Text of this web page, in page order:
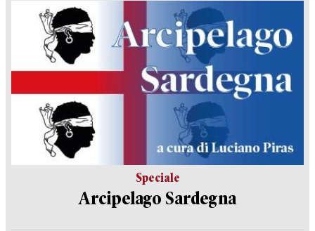
Speciale
Arcipelago Sardegna